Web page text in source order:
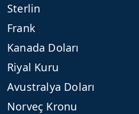
Sterlin
Frank
Kanada Doları
Riyal Kuru
Avustralya Doları
Norveç Kronu